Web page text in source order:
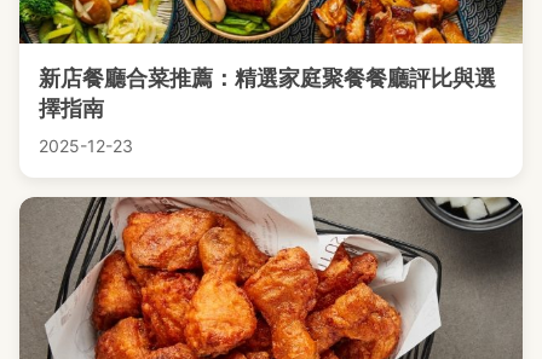
新店餐廳合菜推薦：精選家庭聚餐餐廳評比與選
擇指南
2025-12-23